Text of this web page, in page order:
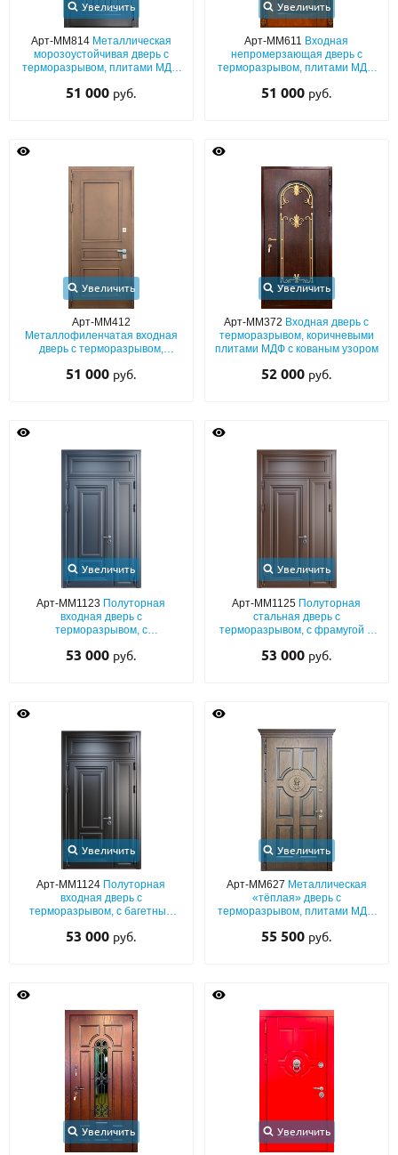
Увеличить
Арт-ММ814 Металлическая
морозоустойчивая дверь с
терморазрывом, плитами МДФ
объемным декором «лев»
51 000 руб.
Увеличить
Арт-ММ611 Входная
непромерзающая дверь с
терморазрывом, плитами МДФ
кованой решеткой и узким
51 000 руб.
Увеличить
Арт-ММ412
Металлофиленчатая входная
дверь с терморазрывом,
коричневого оттенка
51 000 руб.
Увеличить
Арт-ММ372 Входная дверь с
терморазрывом, коричневыми
плитами МДФ с кованым узором
52 000 руб.
Увеличить
Арт-ММ1123 Полуторная
входная дверь с
терморазрывом, с
53 000 руб.
Увеличить
Арт-ММ1125 Полуторная
стальная дверь с
терморазрывом, с фрамугой и
53 000 руб.
Увеличить
Арт-ММ1124 Полуторная
входная дверь с
терморазрывом, с багетным
53 000 руб.
Увеличить
Арт-ММ627 Металлическая
«тёплая» дверь с
терморазрывом, плитами МДФ
карнизом и кнокером
55 500 руб.
Увеличить Увеличить